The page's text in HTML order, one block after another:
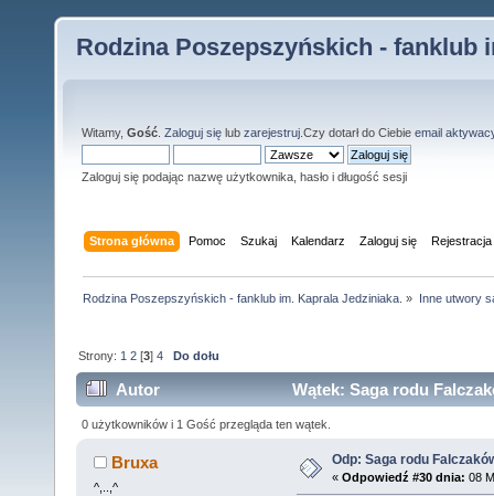
Rodzina Poszepszyńskich - fanklub
Witamy, Gość Zaloguj się lub zarejestruj .Czy dotarł do Ciebie email
Zaloguj się podając nazwę użytkownika, hasło i długość sesji
Strona główna Pomoc Szukaj Kalendarz Zaloguj się Rejestracja
Rodzina Poszepszyńskich - fanklub im. Kaprala Jedziniaka. » Inne utwory
Strony: 1 2 [3]4 Do dołu
Autor Wątek: Saga rodu
0 użytkowników i 1 Gość przegląda ten wątek.
Bruxa
^,..,^
Odp: Saga rodu
« Odpowiedź #30 dnia: 08